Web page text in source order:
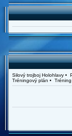
Silový trojboj Holohlavy •
Tréningový plán •